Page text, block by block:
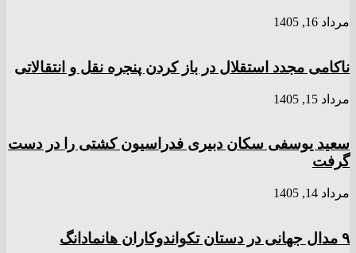
مرداد 16, 1405
ناکامی مجدد استقلال در باز کردن پنجره نقل و انتقالاتی
مرداد 15, 1405
سعید یوسفی سکان دبیری فدراسیون کشتی را در دست
گرفت
مرداد 14, 1405
۹ مدال جهانی در دستان تکواندوکاران هانمادانگ